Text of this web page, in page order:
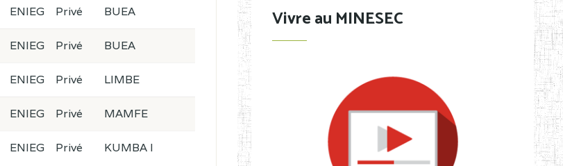
ENIEG Privé BUEA
ENIEG Privé BUEA
ENIEG Privé LIMBE
ENIEG Privé MAMFE
ENIEG Privé KUMBA I
Vivre au MINESEC